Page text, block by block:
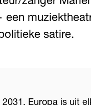
satire.
2031. Europa is uit